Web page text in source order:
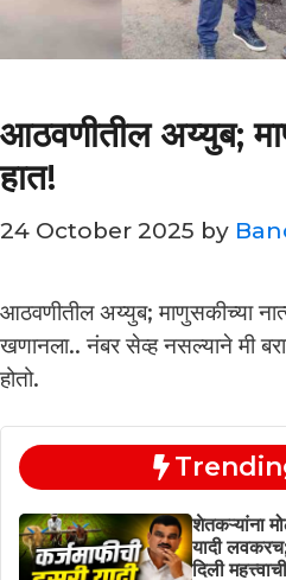
आठवणीतील अय्युब;
हात!
24 October 2025 by
आठवणीतील अय्युब; माणुसकीच्या
खणानला.. नंबर सेव्ह नसल्याने मी
होतो.
शेतकऱ्यांना
यादी
दिली